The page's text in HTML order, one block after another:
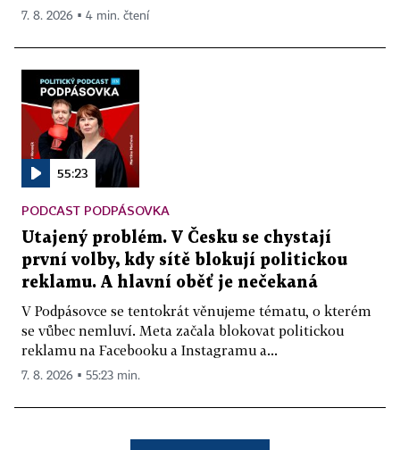
7. 8. 2026 ▪ 4 min. čtení
55:23
PODCAST PODPÁSOVKA
Utajený problém. V Česku se chystají
první volby, kdy sítě blokují politickou
reklamu. A hlavní oběť je nečekaná
V Podpásovce se tentokrát věnujeme tématu, o kterém
se vůbec nemluví. Meta začala blokovat politickou
reklamu na Facebooku a Instagramu a...
7. 8. 2026 ▪ 55:23 min.